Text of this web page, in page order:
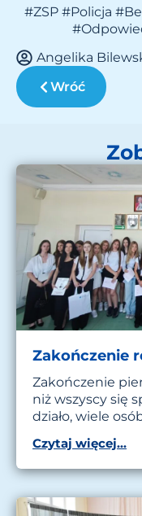
#ZSP #Policja
Angelika
Wróć
Zakończenie
Zakończenie
niż wszyscy się
działo, wiele
Czytaj więcej...